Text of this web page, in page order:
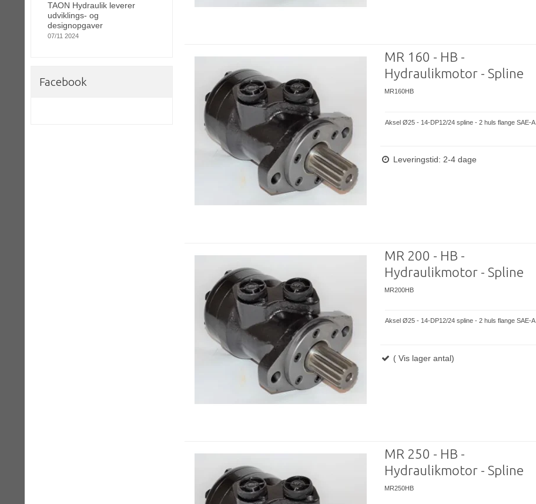
TAON Hydraulik leverer
udviklings- og
designopgaver
07/11 2024
Facebook
MR 160 - HB -
Hydraulikmotor - Spline
MR160HB
Aksel Ø25 - 14-DP12/24 spline - 2 huls flange SAE-A
Leveringstid: 2-4 dage
MR 200 - HB -
Hydraulikmotor - Spline
MR200HB
Aksel Ø25 - 14-DP12/24 spline - 2 huls flange SAE-A
( Vis lager antal)
MR 250 - HB -
Hydraulikmotor - Spline
MR250HB